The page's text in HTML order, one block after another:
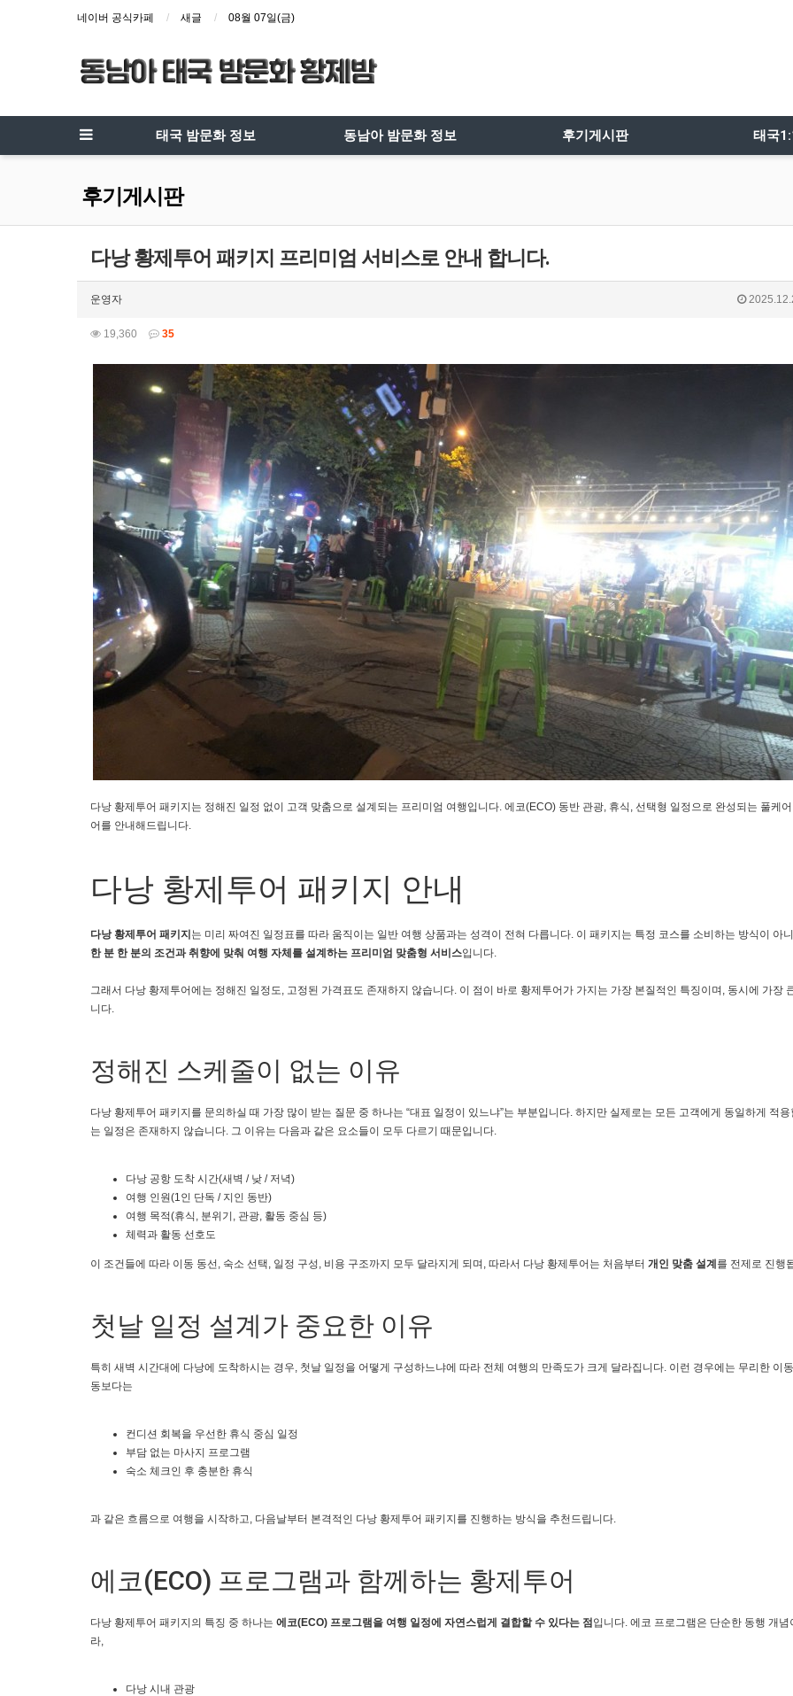
네이버 공식카페 새글 08월 07일(금)
태국 밤문화 정보 동남아 밤문화 정보 후기게시판 태국
후기게시판
다낭 황제투어 패키지 프리미엄 서비스로 안내 합니다.
운영자
19,360 35
다낭 황제투어 패키지는 정해진 일정 없이 고객 맞춤으로 설계되는 프리미엄 여행입니다. 에코(ECO) 동반 관광, 휴식, 선택형 일정으로 완성되는 풀케
어를 안내해드립니다.
다낭 황제투어 패키지 안내
다낭 황제투어 패키지 는 미리 짜여진 일정표를 따라 움직이는 일반 여행 상품과는 성격이 전혀 다릅니다. 이 패키지는 특정 코스를 소비하는 방식이 아
한 분 한 분의 조건과 취향에 맞춰 여행 자체를 설계하는 프리미엄 맞춤형 서비스입니다.
그래서 다낭 황제투어에는 정해진 일정도, 고정된 가격표도 존재하지 않습니다. 이 점이 바로 황제투어가 가지는 가장 본질적인 특징이며, 동시에 가장
니다.
정해진 스케줄이 없는 이유
다낭 황제투어 패키지를 문의하실 때 가장 많이 받는 질문 중 하나는 “대표 일정이 있느냐”는 부분입니다. 하지만 실제로는 모든 고객에게 동일하게 적용
는 일정은 존재하지 않습니다. 그 이유는 다음과 같은 요소들이 모두 다르기 때문입니다.
다낭 공항 도착 시간(새벽 / 낮 / 저녁)
여행 인원(1인 단독 / 지인 동반)
여행 목적(휴식, 분위기, 관광, 활동 중심 등)
체력과 활동 선호도
이 조건들에 따라 이동 동선, 숙소 선택, 일정 구성, 비용 구조까지 모두 달라지게 되며, 따라서 다낭 황제투어는 처음부터 개인 맞춤 설계 를 전제로 진행
첫날 일정 설계가 중요한 이유
특히 새벽 시간대에 다낭에 도착하시는 경우, 첫날 일정을 어떻게 구성하느냐에 따라 전체 여행의 만족도가 크게 달라집니다. 이런 경우에는 무리한 이
동보다는
컨디션 회복을 우선한 휴식 중심 일정
부담 없는 마사지 프로그램
숙소 체크인 후 충분한 휴식
과 같은 흐름으로 여행을 시작하고, 다음날부터 본격적인 다낭 황제투어 패키지를 진행하는 방식을 추천드립니다.
에코(ECO) 프로그램과 함께하는 황제투어
다낭 황제투어 패키지의 특징 중 하나는 에코(ECO) 프로그램을 여행 일정에 자연스럽게 결합할 수 있다는 점 입니다. 에코 프로그램은 단순한 동행 개념
라,
다낭 시내 관광